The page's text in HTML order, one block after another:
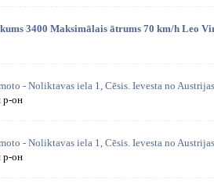
3400 Maksimālais ātrums 70 km/h Leo
- Noliktavas iela 1, Cēsis. Ievesta no
р-он
- Noliktavas iela 1, Cēsis. Ievesta no
р-он